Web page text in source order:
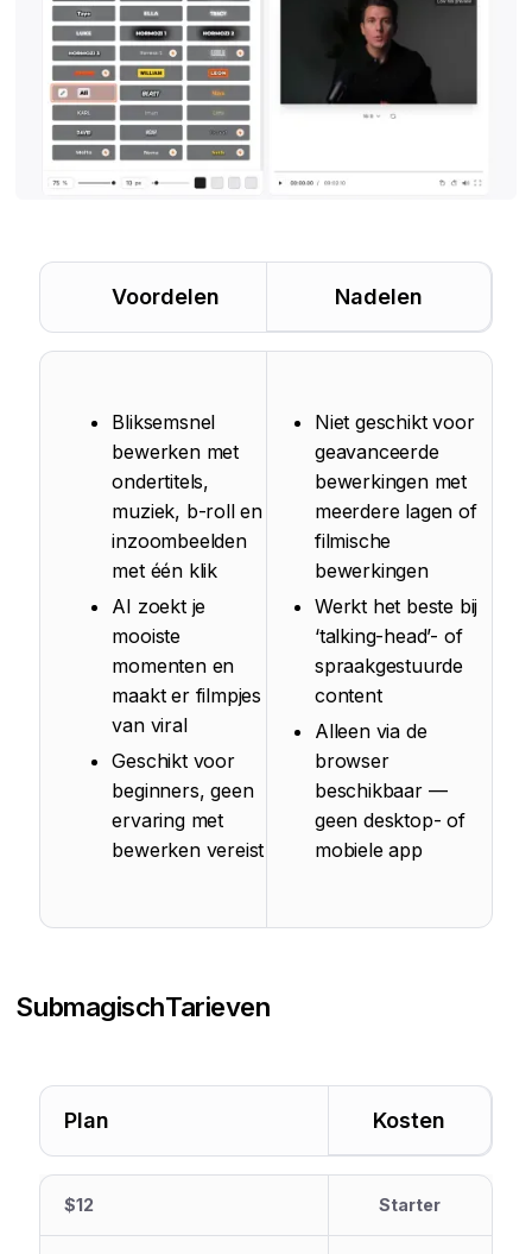
Voordelen Nadelen
Bliksemsnel
bewerken met
ondertitels,
muziek, b-roll en
inzoombeelden
met één klik
AI zoekt je
mooiste
momenten en
maakt er filmpjes
van viral
Geschikt voor
beginners, geen
ervaring met
bewerken vereist
Niet geschikt voor
geavanceerde
bewerkingen met
meerdere lagen of
filmische
bewerkingen
Werkt het beste bij
‘talking-head’- of
spraakgestuurde
content
Alleen via de
browser
beschikbaar —
geen desktop- of
mobiele app
SubmagischTarieven
Plan Kosten
$12 Starter